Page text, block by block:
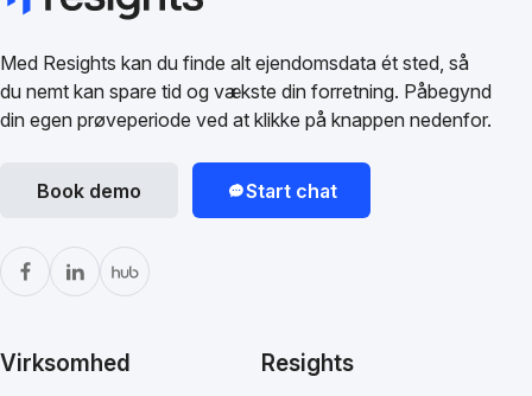
Med Resights kan du finde alt ejendomsdata ét sted, så
du nemt kan spare tid og vækste din forretning. Påbegynd
din egen prøveperiode ved at klikke på knappen nedenfor.
Book demo Start chat
Virksomhed Resights